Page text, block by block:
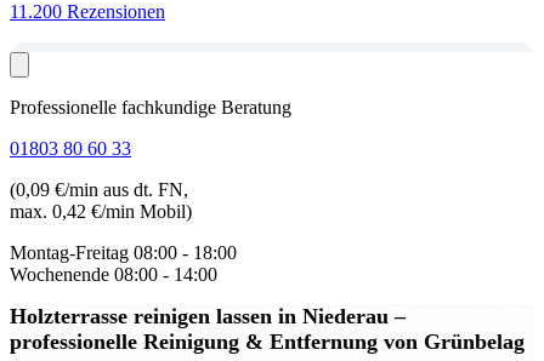
11.200 Rezensionen
Professionelle fachkundige Beratung
01803 80 60 33
(0,09 €/min aus dt. FN,
max. 0,42 €/min Mobil)
Montag-Freitag 08:00 - 18:00
Wochenende 08:00 - 14:00
Holzterrasse reinigen lassen in Niederau–
professionelle Reinigung & Entfernung von Grünbelag